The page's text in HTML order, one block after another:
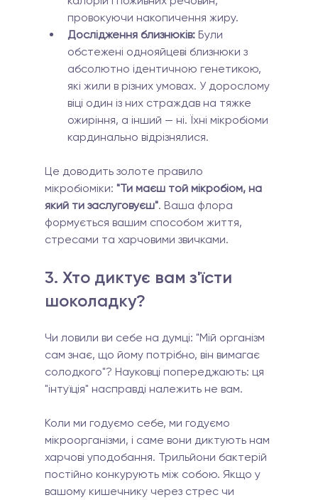
провокуючи накопичення жиру.
Дослідження близнюків: Були
обстежені однояйцеві близнюки з
абсолютно ідентичною генетикою,
які жили в різних умовах. У дорослому
віці один із них страждав на тяжке
ожиріння, а інший — ні. Їхні мікробіоми
кардинально відрізнялися.
Це доводить золоте правило
мікробіоміки: "Ти маєш той мікробіом, на
який ти заслуговуєш". Ваша флора
формується вашим способом життя,
стресами та харчовими звичками.
3. Хто диктує вам з'їсти
шоколадку?
Чи ловили ви себе на думці: "Мій організм
сам знає, що йому потрібно, він вимагає
солодкого"? Науковці попереджають: ця
"інтуїція" насправді належить не вам.
Коли ми годуємо себе, ми годуємо
мікроорганізми, і саме вони диктують нам
харчові уподобання. Трильйони бактерій
постійно конкурують між собою. Якщо у
вашому кишечнику через стрес чи